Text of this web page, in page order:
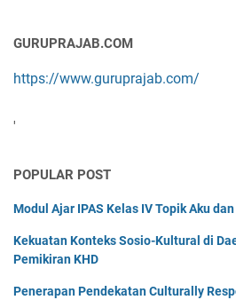
GURUPRAJAB.COM
https://www.guruprajab.com/
'
POPULAR POST
Modul Ajar IPAS Kelas IV Topik Aku
Kekuatan Konteks Sosio-Kultural di
Pemikiran KHD
Penerapan Pendekatan Culturally